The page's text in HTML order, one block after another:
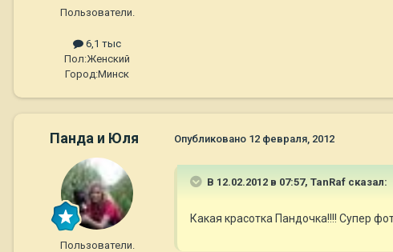
Пользователи.
6,1 тыс
Пол:Женский
Город:Минск
Панда и Юля
Пользователи.
Опубликовано 12 февраля, 2012
В 12.02.2012 в 07:57, TanRaf сказал:
Какая красотка Пандочка!!!! Супер